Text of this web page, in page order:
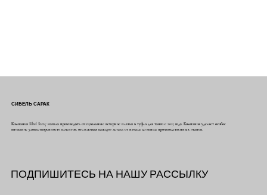
СИБЕЛЬ САРАК
Компания Sibel Saraç начала производить специальные вечерние платья и туфли для танго с 2015 года. Компания уделяет особое
внимание удовлетворенности клиентов, отслеживая каждую деталь от начала до конца производственных этапов.
ПОДПИШИТЕСЬ НА НАШУ РАССЫЛКУ